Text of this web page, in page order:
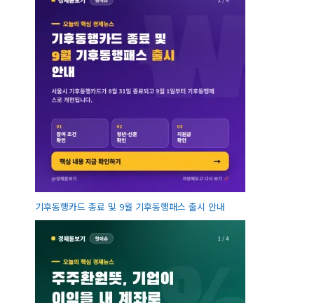
기후동행카드 종료 및 9월 기후동행패스 출시 안내